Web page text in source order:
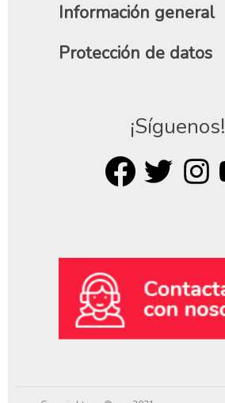
Información general
Protección de datos
¡Síguenos!